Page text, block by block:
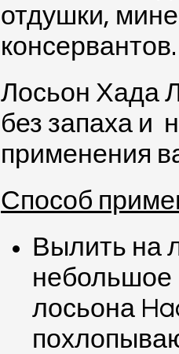
отдушки,
консервантов.
Лосьон Хада
без запаха и
применения
Способ
Вылить на
небольшое
лосьона